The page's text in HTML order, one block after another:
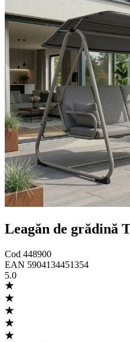
Leagăn de grădină
Cod 448900
EAN 5904134451354
5.0